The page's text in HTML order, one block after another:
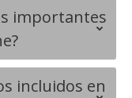
importantes
incluidos en